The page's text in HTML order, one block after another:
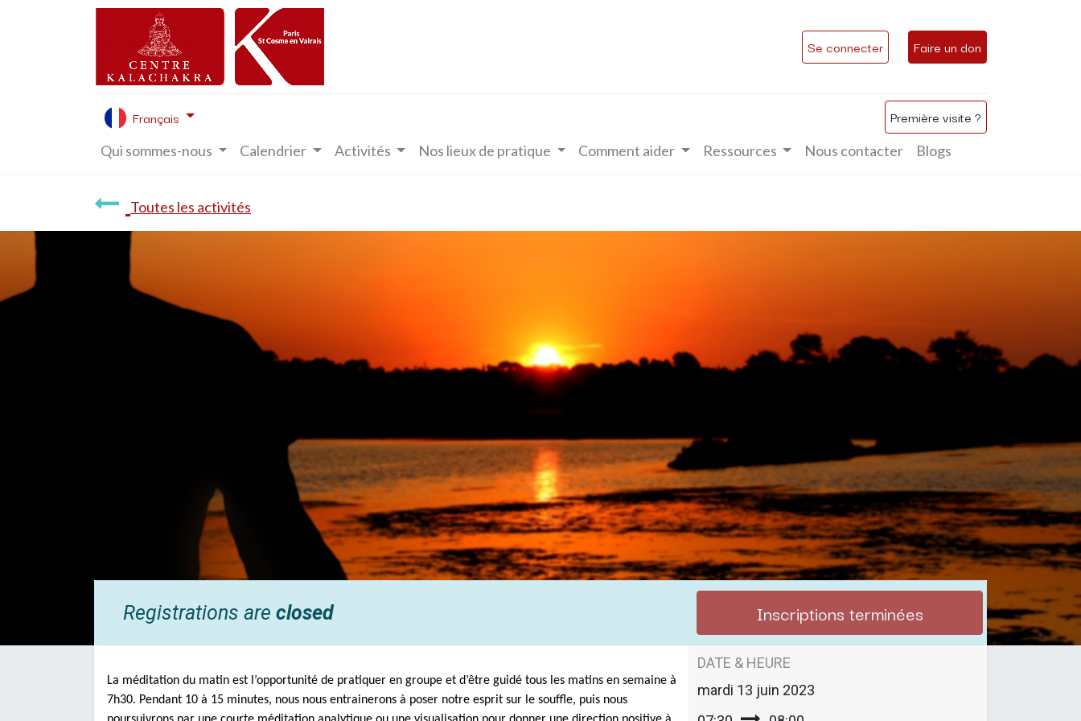
Se connecter Faire un don
Français Première visite ?
Qui sommes-nous Calendrier Activités Nos lieux de pratique Comment aider Ressources Nous contacter Blogs
Toutes les activités
Registrations are closed Inscriptions terminées
La méditation du matin est l’opportunité de pratiquer en groupe et d’être guidé tous les matins en semaine à
7h30. Pendant 10 à 15 minutes, nous nous entrainerons à poser notre esprit sur le souffle, puis nous
DATE & HEURE
mardi 13 juin 2023